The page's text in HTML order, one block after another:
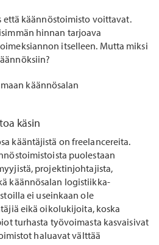
että käännöstoimisto voittavat.
hinnan tarjoava
itselleen. Mutta miksi
käännösalan
käsin
kääntäjistä on freelancereita.
puolestaan
projektinjohtajista,
käännösalan logistiikka-
ei useinkaan ole
eikä oikolukijoita, koska
turhasta työvoimasta kasvaisivat
haluavat välttää